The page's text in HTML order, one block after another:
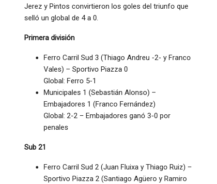
Jerez y Pintos convirtieron los goles del triunfo que
selló un global de 4 a 0.
Primera división
Ferro Carril Sud 3 (Thiago Andreu -2- y Franco
Vales) – Sportivo Piazza 0
Global: Ferro 5-1
Municipales 1 (Sebastián Alonso) –
Embajadores 1 (Franco Fernández)
Global: 2-2 – Embajadores ganó 3-0 por
penales
Sub 21
Ferro Carril Sud 2 (Juan Fluixa y Thiago Ruiz) –
Sportivo Piazza 2 (Santiago Agüero y Ramiro